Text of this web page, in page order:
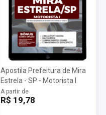
Apostila Prefeitura de Mira
Estrela - SP - Motorista I
A partir de
R$ 19,78